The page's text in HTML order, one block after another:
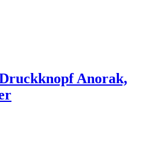
Anorak,